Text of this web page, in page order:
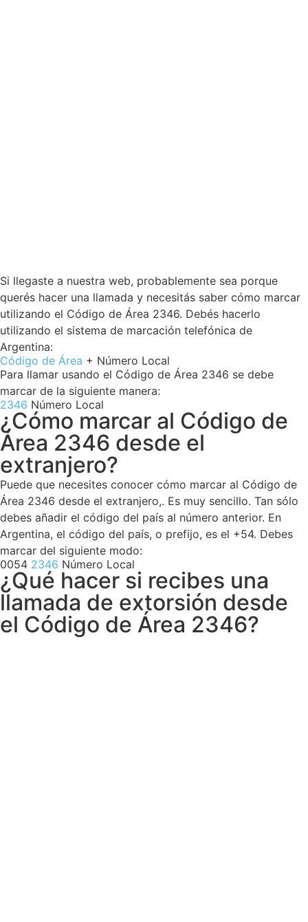
Si llegaste a nuestra web, probablemente sea porque
querés hacer una llamada y necesitás saber cómo marcar
utilizando el Código de Área 2346. Debés hacerlo
utilizando el sistema de marcación telefónica de
Argentina:
Código de Área + Número Local
Para llamar usando el Código de Área 2346 se debe
marcar de la siguiente manera:
2346 Número Local
¿Cómo marcar al Código de
Área 2346 desde el
extranjero?
Puede que necesites conocer cómo marcar al Código de
Área 2346 desde el extranjero,. Es muy sencillo. Tan sólo
debes añadir el código del país al número anterior. En
Argentina, el código del país, o prefijo, es el +54. Debes
marcar del siguiente modo:
0054 2346 Número Local
¿Qué hacer si recibes una
llamada de extorsión desde
el Código de Área 2346?